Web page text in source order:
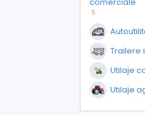
5
Trailere
Utilaje
Utilaje